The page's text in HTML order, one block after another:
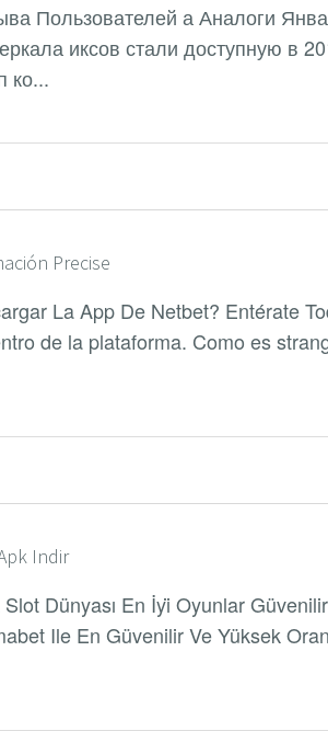
Пользователей а Аналоги
иксов стали доступную в
ко...
Precise
La App De Netbet? Entérate
de la plataforma. Como es
Indir
Dünyası En İyi̇ Oyunlar
Ile En Güvenilir Ve Yüksek